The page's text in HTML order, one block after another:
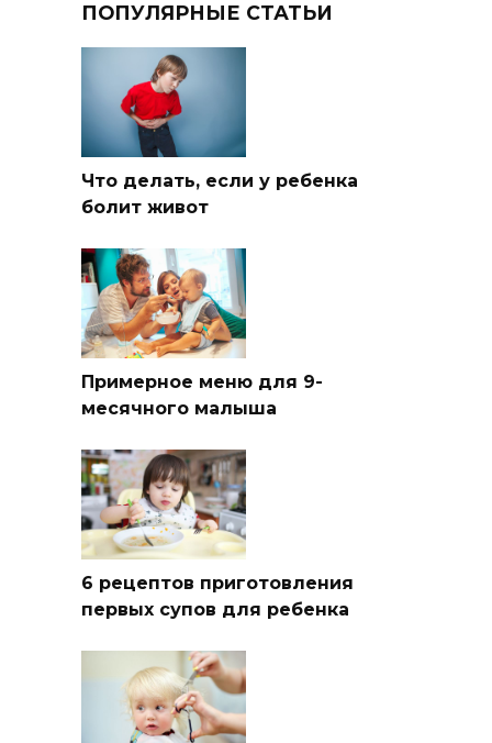
ПОПУЛЯРНЫЕ СТАТЬИ
Что делать, если у ребенка
болит живот
Примерное меню для 9-
месячного малыша
6 рецептов приготовления
первых супов для ребенка